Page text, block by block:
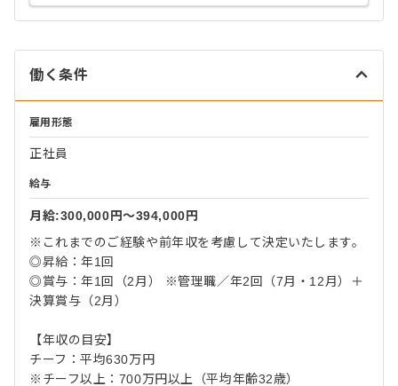
働く条件
雇用形態
正社員
給与
月給:300,000円〜394,000円
※これまでのご経験や前年収を考慮して決定いたします。
◎昇給：年1回
◎賞与：年1回（2月） ※管理職／年2回（7月・12月）＋
決算賞与（2月）
【年収の目安】
チーフ：平均630万円
※チーフ以上：700万円以上（平均年齢32歳）